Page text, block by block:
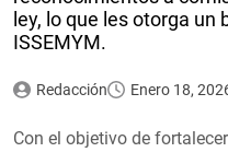
ley, lo que les otorga un
ISSEMYM.
Redacción Enero 18,
Con el objetivo de